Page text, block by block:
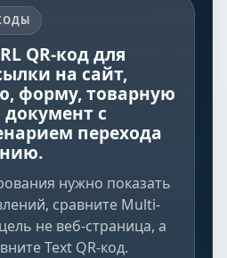
QR-код для
на сайт,
форму, товарную
с
перехода
нужно показать
сравните Multi-
не веб-страница, а
Text QR-код.